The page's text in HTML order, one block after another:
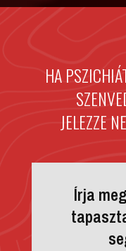
HA
JELEZZE
Írja